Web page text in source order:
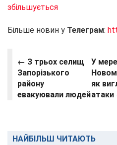
збільшується
Більше новин у Телеграм:
← З трьох селищ
Запорізького
району
евакуювали людей
У
як
НАЙБІЛЬШ ЧИТАЮТЬ